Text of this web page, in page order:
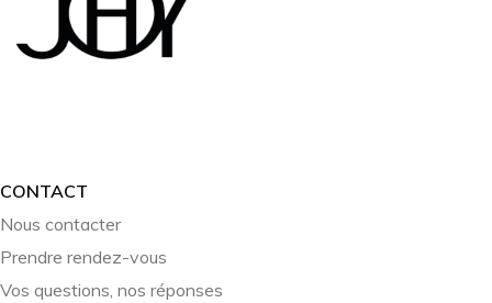
CONTACT
Nous contacter
Prendre rendez-vous
Vos questions, nos réponses